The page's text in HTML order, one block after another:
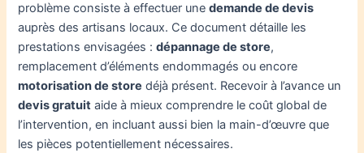
problème consiste à effectuer unedemande de devis
auprès des artisans locaux. Ce document détaille les
prestations envisagées :dépannage de store,
remplacement d’éléments endommagés ou encore
motorisation de store déjà présent. Recevoir à l’avance un
devis gratuit aide à mieux comprendre le coût global de
l’intervention, en incluant aussi bien la main-d’œuvre que
les pièces potentiellement nécessaires.